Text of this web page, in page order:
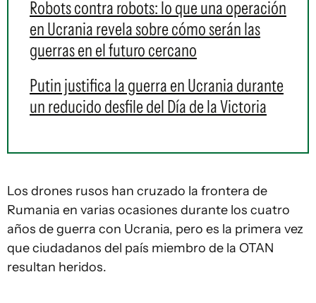
Robots contra robots: lo que una operación
en Ucrania revela sobre cómo serán las
guerras en el futuro cercano
Putin justifica la guerra en Ucrania durante
un reducido desfile del Día de la Victoria
Los drones rusos han cruzado la frontera de
Rumania en varias ocasiones durante los cuatro
años de guerra con Ucrania, pero es la primera vez
que ciudadanos del país miembro de la OTAN
resultan heridos.